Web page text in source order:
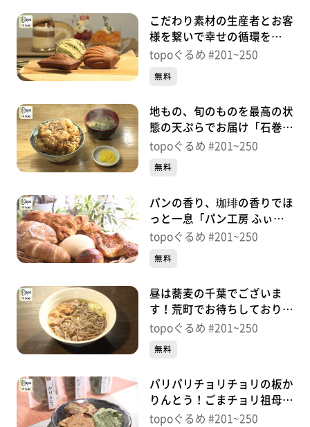
こだわり素材の生産者とお客
様を繋いで幸せの循環を
「lalasucre」（石巻市大街
topoぐるめ #201~250
無料
地もの、旬のものを最高の状
態の天ぷらでお届け「石巻天
ぷら 和」（石巻市鋳銭場）
topoぐるめ #201~250
無料
パンの香り、珈琲の香りでほ
っと一息「パン工房 ふぃー
る＠カフェ」（石巻市千石
topoぐるめ #201~250
無料
昼は蕎麦の千葉でございま
す！荒町でお待ちしておりま
す！「そば与一」（若林区荒
topoぐるめ #201~250
無料
パリパリチョリチョリの板か
りんとう！ごまチョリ祖母の
味「甜菓堂」（若林区連坊）
topoぐるめ #201~250